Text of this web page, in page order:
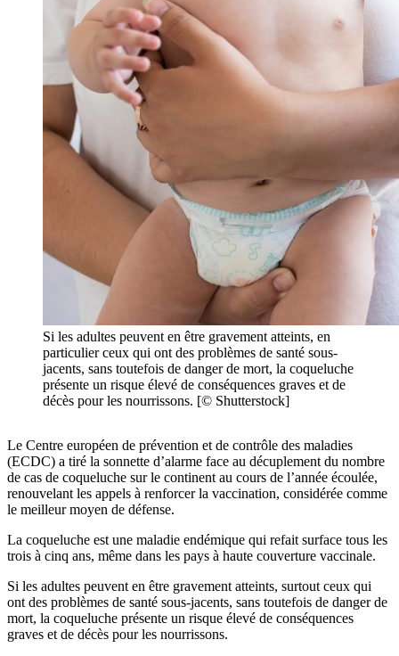
Si les adultes peuvent en être gravement atteints, en
particulier ceux qui ont des problèmes de santé sous-
jacents, sans toutefois de danger de mort, la coqueluche
présente un risque élevé de conséquences graves et de
décès pour les nourrissons. [© Shutterstock]
Le Centre européen de prévention et de contrôle des maladies
(ECDC) a tiré la sonnette d’alarme face au décuplement du nombre
de cas de coqueluche sur le continent au cours de l’année écoulée,
renouvelant les appels à renforcer la vaccination, considérée comme
le meilleur moyen de défense.
La coqueluche est une maladie endémique qui refait surface tous les
trois à cinq ans, même dans les pays à haute couverture vaccinale.
Si les adultes peuvent en être gravement atteints, surtout ceux qui
ont des problèmes de santé sous-jacents, sans toutefois de danger de
mort, la coqueluche présente un risque élevé de conséquences
graves et de décès pour les nourrissons.